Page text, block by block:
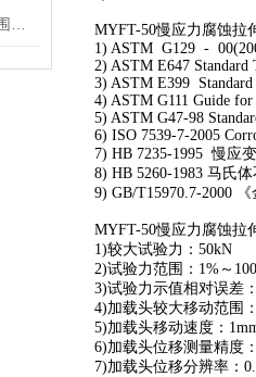
MYFT-50慢应力腐蚀拉
1) ASTM G129 -
2) ASTM E647 Standard
3) ASTM E399
4) ASTM G111 Guide
5) ASTM G47-98
6) ISO 7539-7-2005
7) HB 7235-1995 慢应
8) HB 5260-1983 马氏
9) GB/T15970.7-2000
MYFT-50慢应力腐蚀拉
1)较大试验力：50kN
2)试验力范围：1%～
3)试验力示值相对误差
4)加载头较大移动范围
5)加载头移动速度：
6)加载头位移测量精度
7)加载头位移分辨率：